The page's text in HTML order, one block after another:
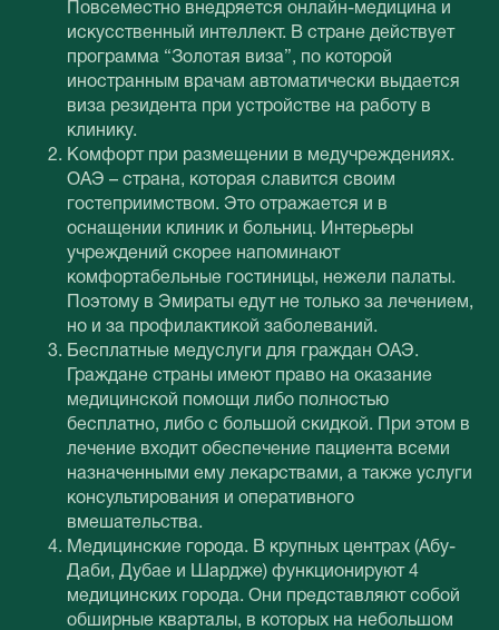
Повсеместно внедряется онлайн-медицина и
искусственный интеллект. В стране действует
программа “Золотая виза”, по которой
иностранным врачам автоматически выдается
виза резидента при устройстве на работу в
клинику.
Комфорт при размещении в медучреждениях.
ОАЭ – страна, которая славится своим
гостеприимством. Это отражается и в
оснащении клиник и больниц. Интерьеры
учреждений скорее напоминают
комфортабельные гостиницы, нежели палаты.
Поэтому в Эмираты едут не только за лечением,
но и за профилактикой заболеваний.
Бесплатные медуслуги для граждан ОАЭ.
Граждане страны имеют право на оказание
медицинской помощи либо полностью
бесплатно, либо с большой скидкой. При этом в
лечение входит обеспечение пациента всеми
назначенными ему лекарствами, а также услуги
консультирования и оперативного
вмешательства.
Медицинские города. В крупных центрах (Абу-
Даби, Дубае и Шардже) функционируют 4
медицинских города. Они представляют собой
обширные кварталы, в которых на небольшом